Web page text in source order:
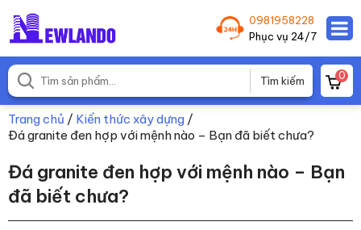
0981958228
Phục vụ 24/7
0
Trang chủ / Kiến thức xây dựng /
Đá granite đen hợp với mệnh nào – Bạn đã biết chưa?
Đá granite đen hợp với mệnh nào – Bạn
đã biết chưa?